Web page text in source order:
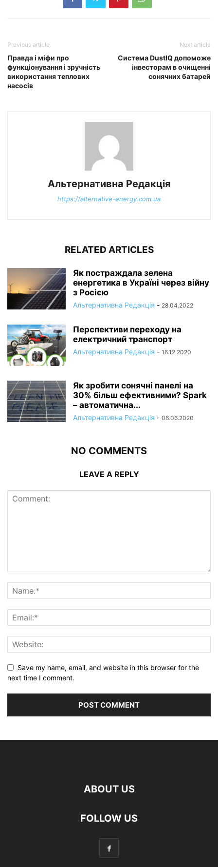
Previous article
Правда і міфи про
функціонування і зручність
використання теплових
насосів
Next article
Система DustIQ допоможе
інвесторам в очищенні
сонячних батарей
Альтернативна Редакція
https://alternative-energy.com.ua
RELATED ARTICLES
Як постраждала зелена
енергетика в Україні через війну
з Росією
Альтернативна Редакція - 28.04.2022
Перспективи переходу на
електричний транспорт
Альтернативна Редакція - 16.12.2020
Як зробити сонячні панелі на
30% більш ефективними? Spark
– автоматична...
Альтернативна Редакція - 06.06.2020
NO COMMENTS
LEAVE A REPLY
Save my name, email, and website in this browser for the
next time I comment.
ABOUT US
FOLLOW US